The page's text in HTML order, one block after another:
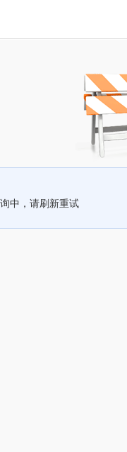
中，请刷新重试